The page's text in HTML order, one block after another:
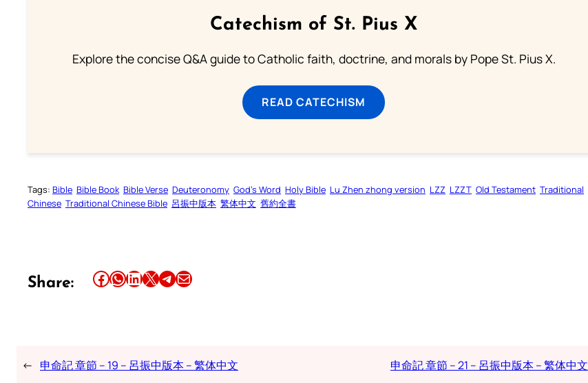
Catechism of St. Pius X
Explore the concise Q&A guide to Catholic faith, doctrine, and morals by Pope St. Pius X.
READ CATECHISM
Tags: Bible Bible Book Bible Verse Deuteronomy God’s Word Holy Bible Lu Zhen zhong version LZZ LZZT Old Testament Traditional
Chinese Traditional Chinese Bible 呂振中版本 繁体中文 舊約全書
Share: Share this article on Facebook Share this article on WhatsApp Share this article on LinkedIn Share this article on X Share this article on TelegramEmail this Article
← 申命記 章節 – 19 – 呂振中版本 – 繁体中文 申命記 章節 – 21 – 呂振中版本 – 繁体中文